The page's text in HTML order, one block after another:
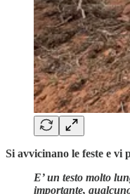
Si avvicinano le feste e vi
E’ un testo molto
importante,